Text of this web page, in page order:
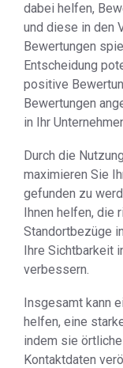
dabei helfen,
und diese in den
Bewertungen
Entscheidung
positive
Bewertungen
in Ihr
Durch die
maximieren Sie
gefunden zu
Ihnen helfen, die
Standortbezüge
Ihre Sichtbarkeit
verbessern.
Insgesamt kann
helfen, eine
indem sie
Kontaktdaten